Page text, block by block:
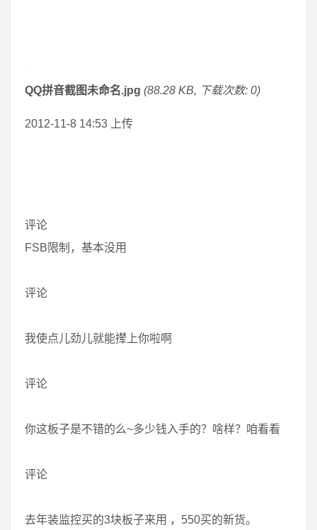
QQ拼音截图未命名.jpg (88.28 KB, 下载次数: 0)
2012-11-8 14:53 上传
评论
FSB限制，基本没用
评论
我使点儿劲儿就能撵上你啦啊
评论
你这板子是不错的么~多少钱入手的？啥样？咱看看
评论
去年装监控买的3块板子来用 ，550买的新货。